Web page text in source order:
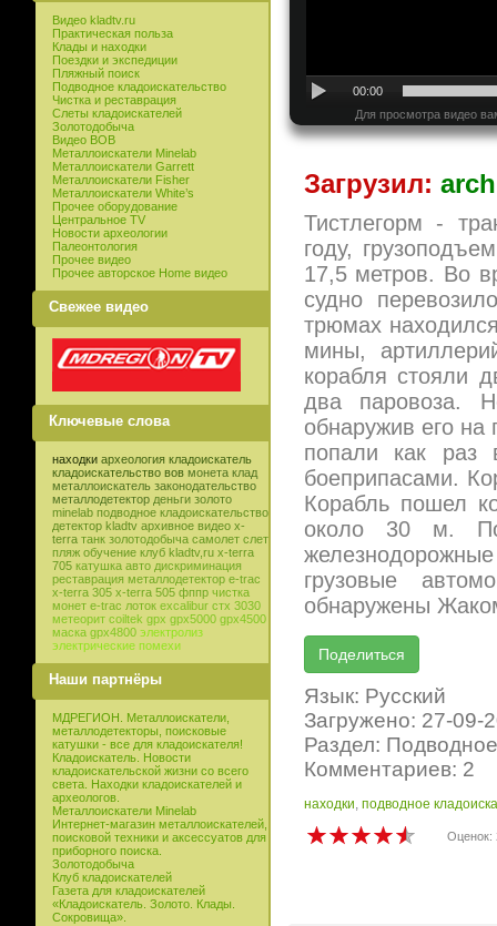
Видео kladtv.ru
Практическая польза
Клады и находки
Поездки и экспедиции
Пляжный поиск
Подводное кладоискательство
Чистка и реставрация
Слеты кладоискателей
Золотодобыча
Видео ВОВ
Металлоискатели Minelab
Металлоискатели Garrett
Металлоискатели Fisher
Металлоискатели White’s
Прочее оборудование
Центральное TV
Новости археологии
Палеонтология
Прочее видео
Прочее авторское Home видео
Свежее видео
Ключевые слова
находки археология кладоискатель
кладоискательство вов монета клад
металлоискатель законодательство
металлодетектор деньги золото
minelab подводное кладоискательство
детектор kladtv архивное видео x-
terra танк золотодобыча самолет слет
пляж обучение клуб kladtv,ru x-terra
705 катушка авто дискриминация
реставрация металлодетектор e-trac
x-terra 305 x-terra 505 фппр чистка
монет e-trac лоток excalibur стх 3030
метеорит coiltek gpx gpx5000 gpx4500
маска gpx4800 электролиз
электрические помехи
Наши партнёры
МДРЕГИОН. Металлоискатели,
металлодетекторы, поисковые
катушки - все для кладоискателя!
Кладоискатель. Новости
кладоискательской жизни со всего
света. Находки кладоискателей и
археологов.
Металлоискатели Minelab
Интернет-магазин металлоискателей,
поисковой техники и аксессуатов для
приборного поиска.
Золотодобыча
Клуб кладоискателей
Газета для кладоискателей
«Кладоискатель. Золото. Клады.
Сокровища».
00:00
Для просмотра видео
Загрузил:
Тистлегорм -
году,
17,5 метров. Во
судно
трюмах
мины,
корабля стояли
два паровоза.
обнаружив его на
попали как раз
боеприпасами.
Корабль пошел
около 30 м.
грузовые
обнаружены
Язык: Русский
Загружено: 27-09-
Раздел:
Комментариев: 2
находки, подводное
Оценок: